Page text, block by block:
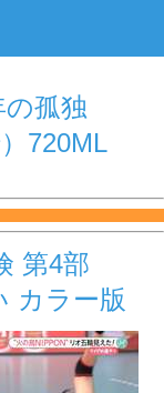
孤独
720ML
第4部
カラー版